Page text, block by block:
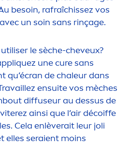
besoin, rafraîchissez vos
un soin sans rinçage.
le sèche-cheveux?
iquez une cure sans
qu’écran de chaleur dans
ensuite vos mèches
diffuseur au dessus de
ainsi que l’air décoiffe
Cela enlèverait leur joli
elles seraient moins